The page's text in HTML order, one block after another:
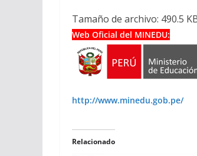
Tamaño de archivo: 490.5
Web Oficial del MINEDU:
http://www.minedu.gob.pe/
Relacionado